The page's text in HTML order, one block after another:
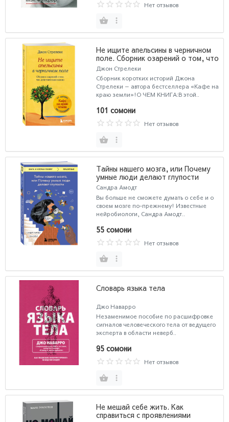
Нет отзывов
Не ищите апельсины в черничном
поле. Сборник озарений о том, что
действительно важно #1
Джон Стрелеки
Сборник коротких историй Джона
Стрелеки — автора бестселлера «Кафе на
краю земли»!О ЧЕМ КНИГА:В этой..
101 сомони
Нет отзывов
Тайны нашего мозга, или Почему
умные люди делают глупости
Сандра Амодт
Вы больше не сможете думать о себе и о
своем мозге по-прежнему! Известные
нейробиологи, Сандра Амодт..
55 сомони
Нет отзывов
Словарь языка тела
Джо Наварро
Незаменимое пособие по расшифровке
сигналов человеческого тела от ведущего
эксперта в области неверб..
95 сомони
Нет отзывов
Не мешай себе жить. Как
справиться с проявлениями